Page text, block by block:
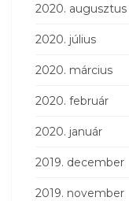
2020. augusztus
2020. július
2020. március
2020. február
2020. január
2019. december
2019. november